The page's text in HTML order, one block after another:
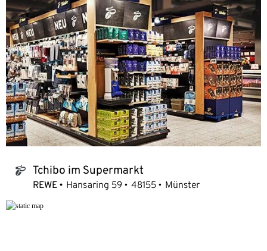
tchibo_logo Tchibo im Supermarkt
REWE Hansaring 59 48155 Münster